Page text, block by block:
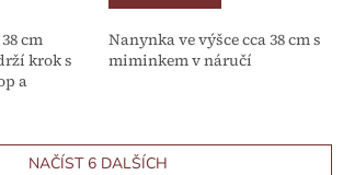
cm
krok s
a
Nanynka ve výšce cca 38 cm s
miminkem v náručí
NAČÍST 6 DALŠÍCH